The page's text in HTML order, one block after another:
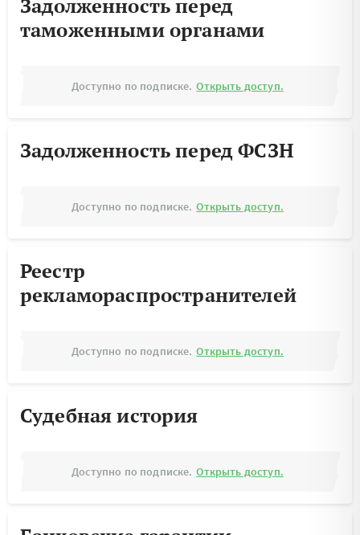
Задолженность перед
таможенными органами
Доступно по подписке. Открыть доступ.
Задолженность перед ФСЗН
Доступно по подписке. Открыть доступ.
Реестр
рекламораспространителей
Доступно по подписке. Открыть доступ.
Судебная история
Доступно по подписке. Открыть доступ.